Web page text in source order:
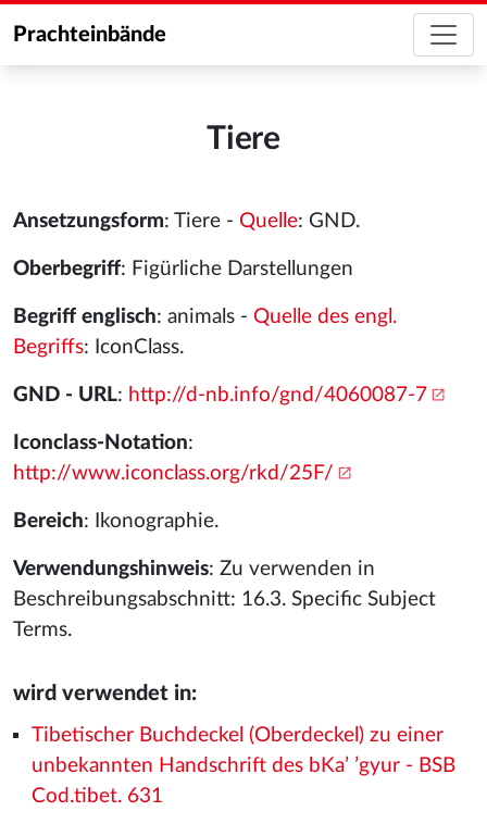
Prachteinbände
Tiere
Ansetzungsform: Tiere - Quelle: GND.
Oberbegriff: Figürliche Darstellungen
Begriff englisch: animals - Quelle des engl.
Begriffs: IconClass.
GND - URL: http://d-nb.info/gnd/4060087-7
Iconclass-Notation:
http://www.iconclass.org/rkd/25F/
Bereich: Ikonographie.
Verwendungshinweis: Zu verwenden in
Beschreibungsabschnitt: 16.3. Specific Subject
Terms.
wird verwendet in:
Tibetischer Buchdeckel (Oberdeckel) zu einer
unbekannten Handschrift des bKa’ ’gyur - BSB
Cod.tibet. 631